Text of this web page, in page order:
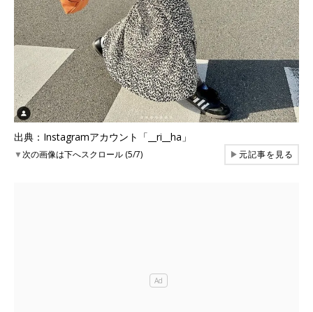
出典：Instagramアカウント「__ri__ha」
▼次の画像は下へスクロール (5/7) ▶元記事を見る